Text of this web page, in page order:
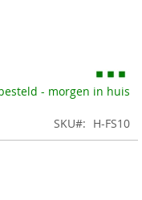
- morgen in huis
SKU H-FS10